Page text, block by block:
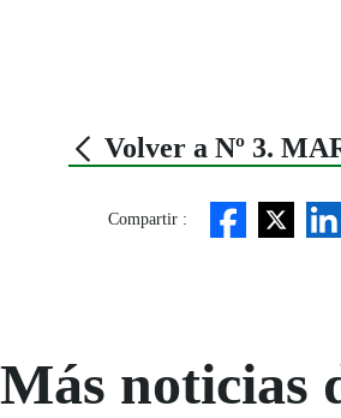
Volver a Nº 3.
Compartir :
Más noticias